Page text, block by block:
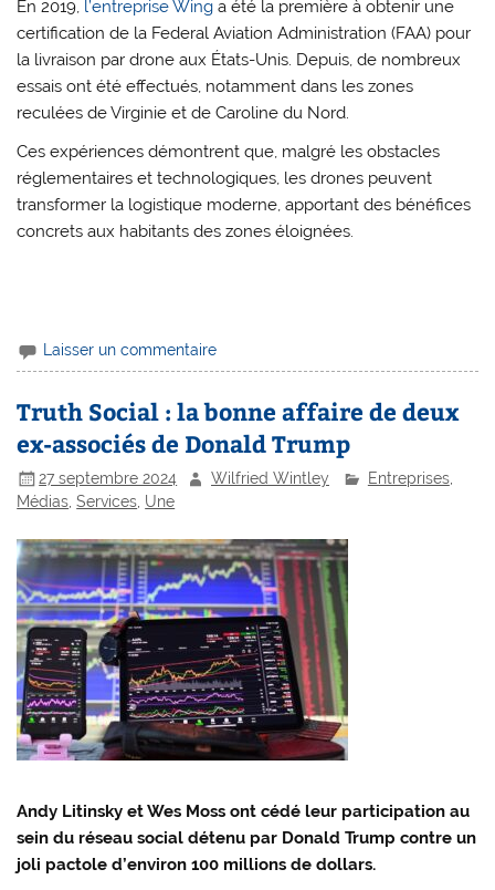
En 2019, l’entreprise Wing a été la première à obtenir une
certification de la Federal Aviation Administration (FAA) pour
la livraison par drone aux États-Unis. Depuis, de nombreux
essais ont été effectués, notamment dans les zones
reculées de Virginie et de Caroline du Nord.
Ces expériences démontrent que, malgré les obstacles
réglementaires et technologiques, les drones peuvent
transformer la logistique moderne, apportant des bénéfices
concrets aux habitants des zones éloignées.
Laisser un commentaire
Truth Social : la bonne affaire de deux
ex-associés de Donald Trump
27 septembre 2024 Wilfried Wintley Entreprises,
Médias ,Services Une
Andy Litinsky et Wes Moss ont cédé leur participation au
sein du réseau social détenu par Donald Trump contre un
joli pactole d’environ 100 millions de dollars.